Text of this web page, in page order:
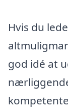
Hvis du
god idé at